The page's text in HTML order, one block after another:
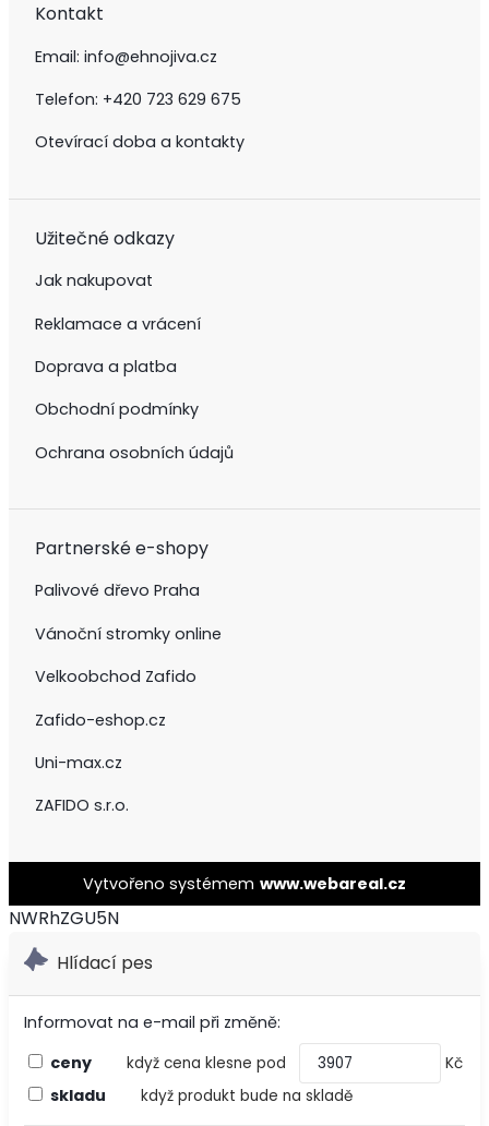
Kontakt
Email: info@ehnojiva.cz
Telefon: +420 723 629 675
Otevírací doba a kontakty
Užitečné odkazy
Jak nakupovat
Reklamace a vrácení
Doprava a platba
Obchodní podmínky
Ochrana osobních údajů
Partnerské e-shopy
Palivové dřevo Praha
Vánoční stromky online
Velkoobchod Zafido
Zafido-eshop.cz
Uni-max.cz
ZAFIDO s.r.o.
Vytvořeno systémem www.webareal.cz
NWRhZGU5N
Hlídací pes
Informovat na e-mail při změně:
ceny
když cena klesne pod Kč
skladu když produkt bude na skladě